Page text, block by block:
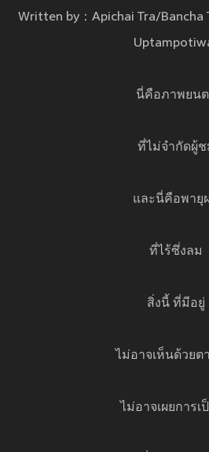
Written by：Apichai Tra/
นี่คือภาพยน
ที่ไม่จำกัดผู้ช
และนี่คือพายุ
ที่ไร้ซึ่งลม
สิ่งนี้ ที่มีอยู่
ไม่อาจเห็นด้วยต
ไม่อาจเผยการเ